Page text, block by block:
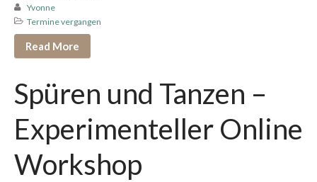
März 2025
Februar 2025
Januar 2025
Yvonne
Termine vergangen
Read More
Spüren und Tanzen –
Experimenteller Online
Workshop